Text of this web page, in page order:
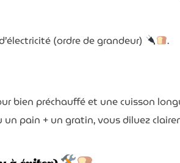
(ordre de grandeur)
.
bien préchauffé et une cuisson
un pain + un gratin, vous diluez